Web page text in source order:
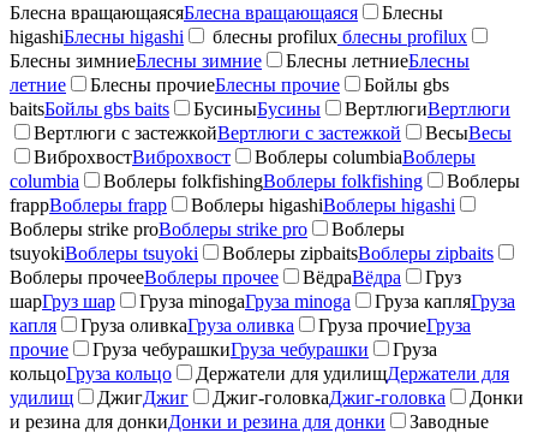
Блесна вращающаясяБлесна вращающаяся
Блесны
higashiБлесны higashi блесны profilux блесны profilux
Блесны зимниеБлесны зимние Блесны летниеБлесны
летние
Блесны прочиеБлесны прочие
Бойлы gbs
baitsБойлы gbs baits БусиныБусины ВертлюгиВертлюги
Вертлюги с застежкойВертлюги с застежкой ВесыВесы
ВиброхвостВиброхвост Воблеры columbiaВоблеры
columbia
Воблеры folkfishingВоблеры folkfishing
Воблеры
frappВоблеры frapp Воблеры higashiВоблеры higashi
Воблеры strike proВоблеры strike pro
Воблеры
tsuyokiВоблеры tsuyoki Воблеры zipbaitsВоблеры zipbaits
Воблеры прочееВоблеры прочее ВёдраВёдра
Груз
шарГруз шар Груза minogaГруза minoga Груза капляГруза
капля
Груза оливкаГруза оливка Груза прочиеГруза
прочие
Груза чебурашкиГруза чебурашки
Груза
кольцоГруза кольцо Держатели для удилищДержатели для
удилищ
ДжигДжиг Джиг-головкаДжиг-головка
Донки
и резина для донкиДонки и резина для донки
Заводные